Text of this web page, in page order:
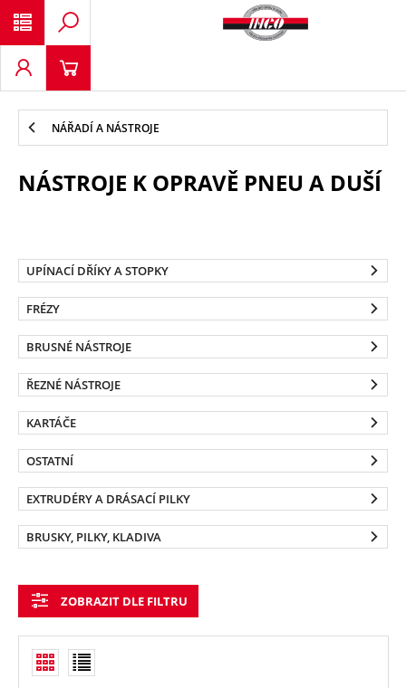
NÁŘADÍ A NÁSTROJE
NÁSTROJE K OPRAVĚ PNEU A DUŠÍ
UPÍNACÍ DŘÍKY A STOPKY
FRÉZY
BRUSNÉ NÁSTROJE
ŘEZNÉ NÁSTROJE
KARTÁČE
OSTATNÍ
EXTRUDÉRY A DRÁSACÍ PILKY
BRUSKY, PILKY, KLADIVA
ZOBRAZIT DLE FILTRU